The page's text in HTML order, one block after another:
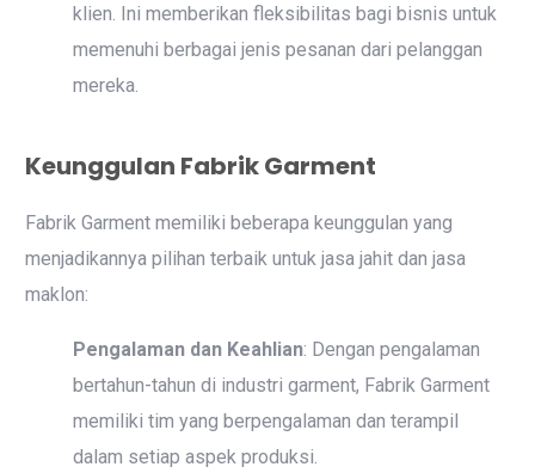
klien. Ini memberikan fleksibilitas bagi bisnis untuk
memenuhi berbagai jenis pesanan dari pelanggan
mereka.
Keunggulan Fabrik Garment
Fabrik Garment memiliki beberapa keunggulan yang
menjadikannya pilihan terbaik untuk jasa jahit dan jasa
maklon:
Pengalaman dan Keahlian: Dengan pengalaman
bertahun-tahun di industri garment, Fabrik Garment
memiliki tim yang berpengalaman dan terampil
dalam setiap aspek produksi.